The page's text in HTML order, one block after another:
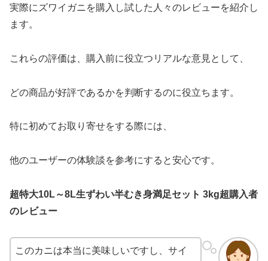
実際にズワイガニを購入し試した人々のレビューを紹介し
ます。
これらの評価は、購入前に役立つリアルな意見として、
どの商品が好評であるかを判断するのに役立ちます。
特に初めてお取り寄せをする際には、
他のユーザーの体験談を参考にすると安心です。
超特大10L～8L生ずわい半むき身満足セット 3kg超購入者
のレビュー
このカニは本当に美味しいですし、サイ